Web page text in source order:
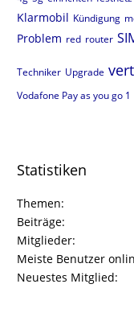
Klarmobil Kündigung
Problem red router
Techniker Upgrade
Vodafone Pay as you go 1
Statistiken
Themen
Beiträge
Mitglieder
Meiste Benutzer
Neuestes Mitglied